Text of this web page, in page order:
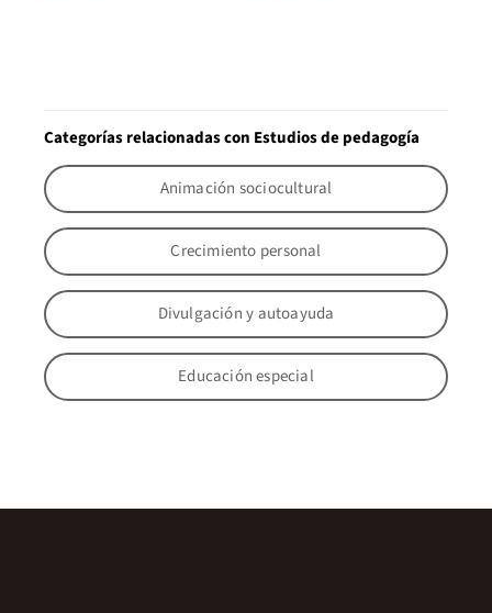
Categorías relacionadas con Estudios de pedagogía
Animación sociocultural
Crecimiento personal
Divulgación y autoayuda
Educación especial